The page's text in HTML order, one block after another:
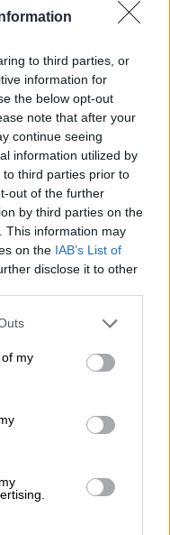
to third parties, or
information for
the below opt-out
note that after your
continue seeing
information utilized by
third parties prior to
out of the further
by third parties on the
This information may
on the IAB’s List of
disclose it to other
one or more Google
You may click to
its third-party tags to
in below Google
my
Γιωτόπουλος
τουΑρείου Πάγου
που φέρνει
στην υπόθεση.
αναμένεται
Τμήμα του
με το ανώτατο
τη
υφ’ όρον
συλλήψεις,
και